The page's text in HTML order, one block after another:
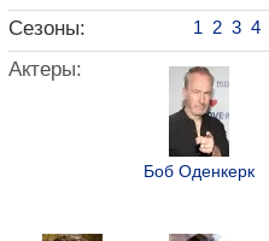
Сезоны: 1 2 3 4
Актеры:
Боб Оденкерк